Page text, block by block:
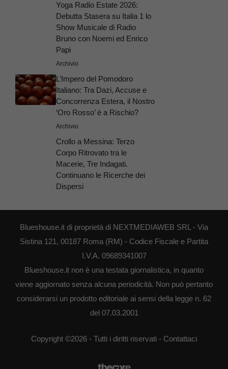
Yoga Radio Estate 2026:
Debutta Stasera su Italia 1 lo
Show Musicale di Radio
Bruno con Noemi ed Enrico
Papi
Archivio
L’Impero del Pomodoro
Italiano: Tra Dazi, Accuse e
Concorrenza Estera, il Nostro
‘Oro Rosso’ è a Rischio?
Archivio
Crollo a Messina: Terzo
Corpo Ritrovato tra le
Macerie, Tre Indagati.
Continuano le Ricerche dei
Dispersi
Blueshouse.it di proprietà di NEXTMEDIAWEB SRL - Via
Sistina 121, 00187 Roma (RM) - Codice Fiscale e Partita
I.V.A. 09689341007
Blueshouse.it non è una testata giornalistica, in quanto
viene aggiornato senza alcuna periodicità. Non può pertanto
considerarsi un prodotto editoriale ai sensi della legge n. 62
del 07.03.2001
Copyright ©2026 - Tutti i diritti riservati - Contattaci